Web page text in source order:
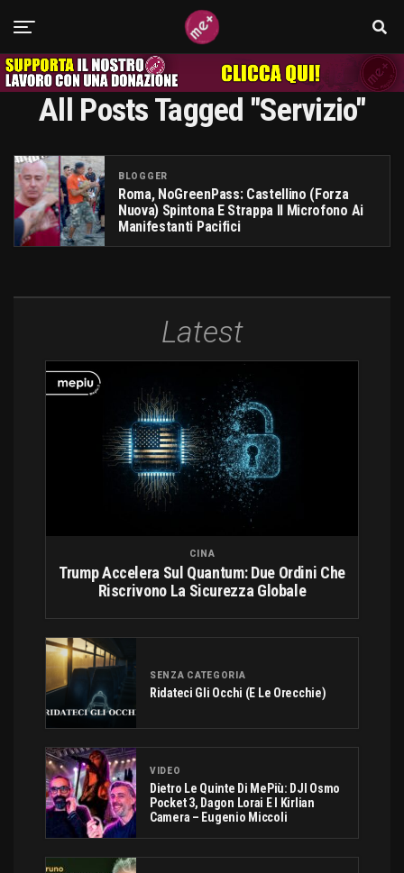
All Posts Tagged "Servizio"
BLOGGER
Roma, NoGreenPass: Castellino (Forza
Nuova) Spintona E Strappa Il Microfono Ai
Manifestanti Pacifici
Latest
CINA
Trump Accelera Sul Quantum: Due Ordini Che
Riscrivono La Sicurezza Globale
SENZA CATEGORIA
Ridateci Gli Occhi (e Le Orecchie)
VIDEO
Dietro Le Quinte Di MePiù: DJI Osmo
Pocket 3, Dagon Lorai E I Kirlian
Camera – Eugenio Miccoli